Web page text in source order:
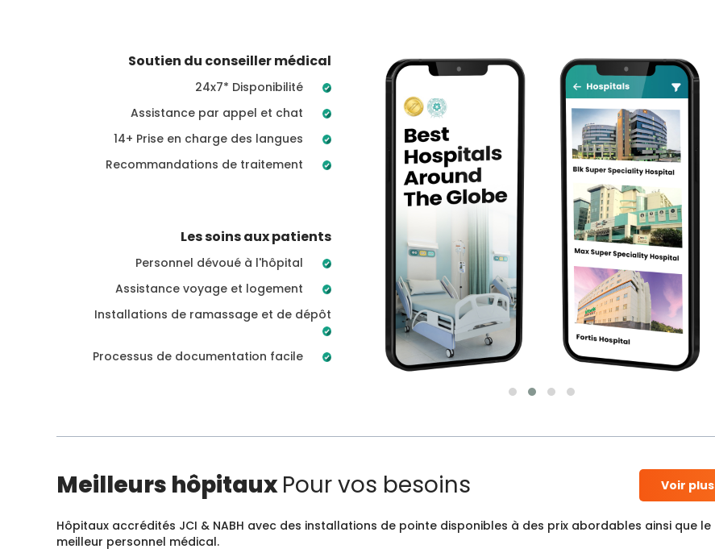
Soutien du conseiller médical
24x7* Disponibilité
Assistance par appel et chat
14+ Prise en charge des langues
Recommandations de traitement
Les soins aux patients
Personnel dévoué à l'hôpital
Assistance voyage et logement
Installations de ramassage et de dépôt
Processus de documentation facile
Meilleurs hôpitauxPour vos besoins Voir plus
Hôpitaux accrédités JCI & NABH avec des installations de pointe disponibles à des prix abordables ainsi que le
meilleur personnel médical.